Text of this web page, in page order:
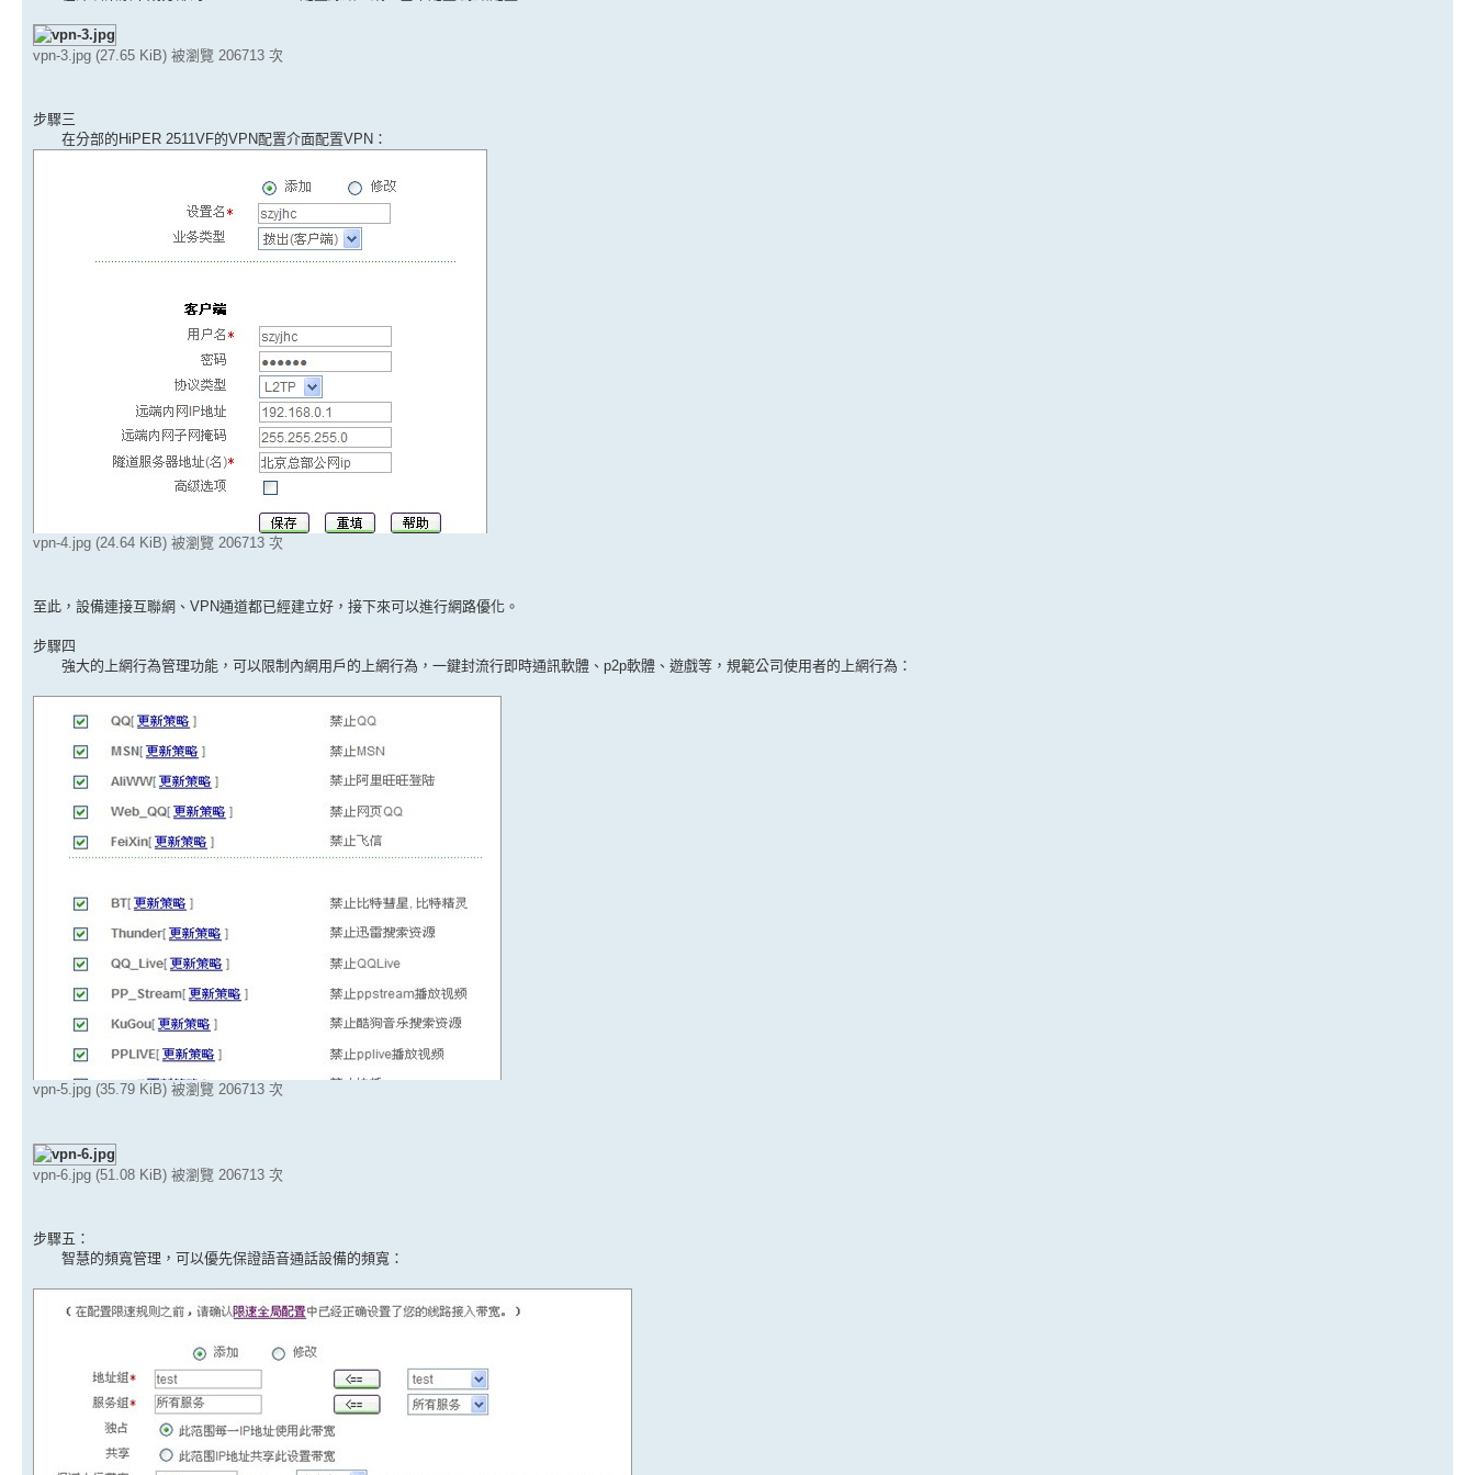
vpn-3.jpg (27.65 KiB) 被瀏覽 206713 次
步驟三
在分部的HiPER 2511VF的VPN配置介面配置VPN：
vpn-4.jpg (24.64 KiB) 被瀏覽 206713 次
至此，設備連接互聯網、VPN通道都已經建立好，接下來可以進行網路優化。
步驟四
強大的上網行為管理功能，可以限制內網用戶的上網行為，一鍵封流行即時通訊軟體、p2p軟體、遊戲等，規範公司使用者的上網行為：
vpn-5.jpg (35.79 KiB) 被瀏覽 206713 次
vpn-6.jpg (51.08 KiB) 被瀏覽 206713 次
步驟五：
智慧的頻寬管理，可以優先保證語音通話設備的頻寬：